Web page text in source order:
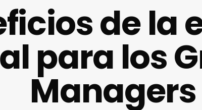
de la
para los
Managers